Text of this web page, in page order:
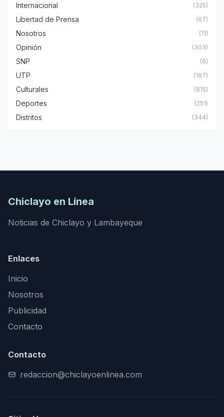
Internacional (325)
Libertad de Prensa (67)
Nosotros (11)
Opinión (303)
SNP (6)
UTP (187)
Culturales (815)
Deportes (251)
Distritos (344)
Chiclayo en Línea
Noticias de Chiclayo y Lambayeque
Enlaces
Inicio
Nosotros
Publicidad
Contacto
Contacto
redaccion@chiclayoenlinea.com